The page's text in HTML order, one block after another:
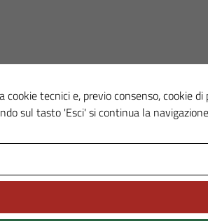
cookie tecnici e, previo consenso, cookie
sul tasto 'Esci' si continua la